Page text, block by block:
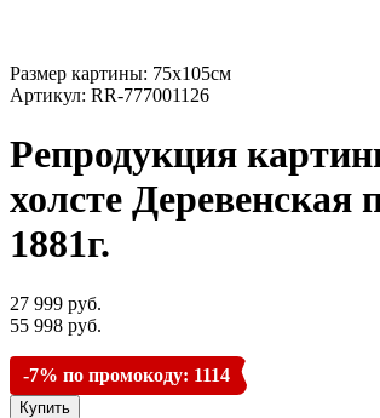
Размер картины: 75х105см
Артикул: RR-777001126
Репродукция
холсте Деревенская
1881г.
27 999 руб.
55 998 руб.
-7% по промокоду: 1114
Купить